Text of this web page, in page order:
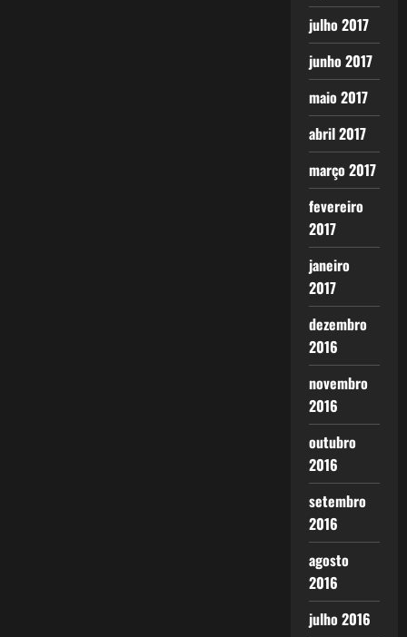
julho 2017
junho 2017
maio 2017
abril 2017
março 2017
fevereiro
2017
janeiro
2017
dezembro
2016
novembro
2016
outubro
2016
setembro
2016
agosto
2016
julho 2016